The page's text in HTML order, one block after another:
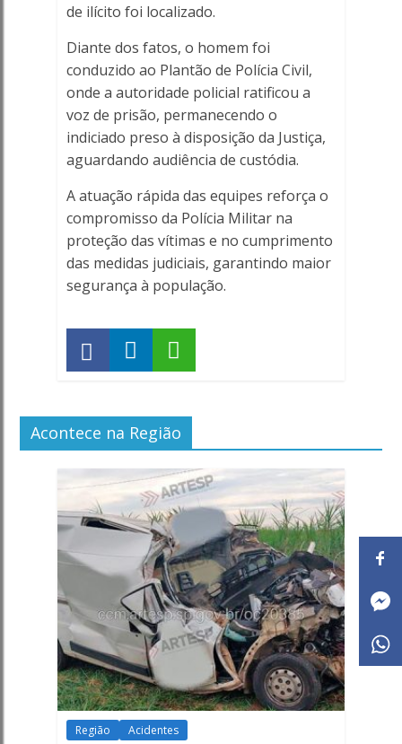
de ilícito foi localizado.
Diante dos fatos, o homem foi
conduzido ao Plantão de Polícia Civil,
onde a autoridade policial ratificou a
voz de prisão, permanecendo o
indiciado preso à disposição da Justiça,
aguardando audiência de custódia.
A atuação rápida das equipes reforça o
compromisso da Polícia Militar na
proteção das vítimas e no cumprimento
das medidas judiciais, garantindo maior
segurança à população.
Acontece na Região
Região Acidentes